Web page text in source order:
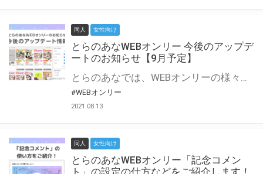
同人 女性向け
とらのあなWEBオンリー 今後のアップデ
ートのお知らせ【9月予定】
とらのあなでは、WEBオンリーの様々な支援を実施しています。 今回は2021年9月に実装を予定しているアップデート情報についてご紹介いたします。 とらのあなWEBオンリーサイトはこちら
#WEBオンリー
2021.08.13
同人 女性向け
とらのあなWEBオンリー「記念コメン